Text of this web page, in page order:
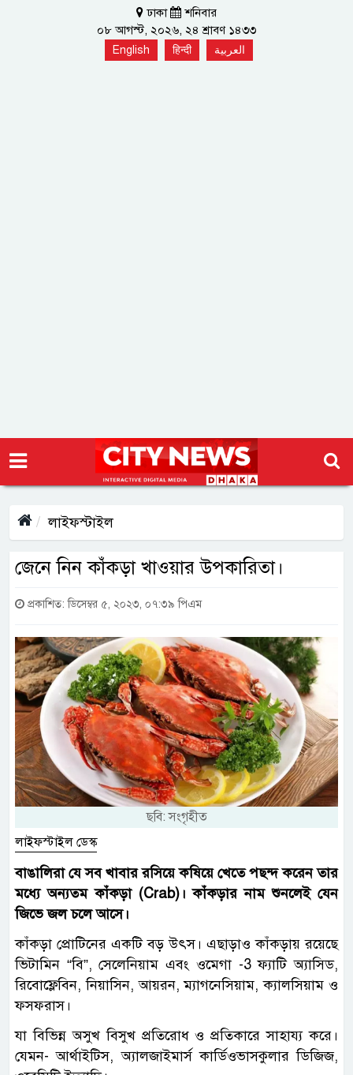
ঢাকা
শনিবার
০৮ আগস্ট, ২০২৬, ২৪ শ্রাবণ ১৪৩৩
English हिन्दी العربية
লাইফস্টাইল
জেনে নিন কাঁকড়া খাওয়ার উপকারিতা।
প্রকাশিত: ডিসেম্বর ৫, ২০২৩, ০৭:৩৯ পিএম
ছবি: সংগৃহীত
লাইফস্টাইল ডেস্ক
বাঙালিরা যে সব খাবার রসিয়ে কষিয়ে খেতে পছন্দ করেন তার
মধ্যে অন্যতম কাঁকড়া (Crab)। কাঁকড়ার নাম শুনলেই যেন
জিভে জল চলে আসে।
কাঁকড়া প্রোটিনের একটি বড় উৎস। এছাড়াও কাঁকড়ায় রয়েছে
ভিটামিন “বি”, সেলেনিয়াম এবং ওমেগা -3 ফ্যাটি অ্যাসিড,
রিবোফ্লেবিন, নিয়াসিন, আয়রন, ম্যাগনেসিয়াম, ক্যালসিয়াম ও
ফসফরাস।
যা বিভিন্ন অসুখ বিসুখ প্রতিরোধ ও প্রতিকারে সাহায্য করে।
যেমন- আর্থাইটিস, অ্যালজাইমার্স কার্ডিওভাসকুলার ডিজিজ,